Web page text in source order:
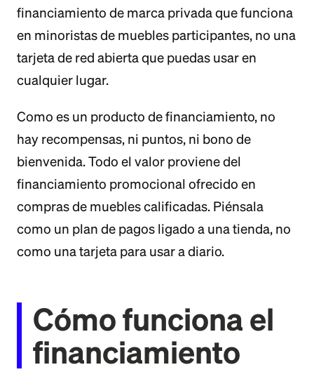
financiamiento de marca privada que funciona
en minoristas de muebles participantes, no una
tarjeta de red abierta que puedas usar en
cualquier lugar.
Como es un producto de financiamiento, no
hay recompensas, ni puntos, ni bono de
bienvenida. Todo el valor proviene del
financiamiento promocional ofrecido en
compras de muebles calificadas. Piénsala
como un plan de pagos ligado a una tienda, no
como una tarjeta para usar a diario.
Cómo funciona el
financiamiento